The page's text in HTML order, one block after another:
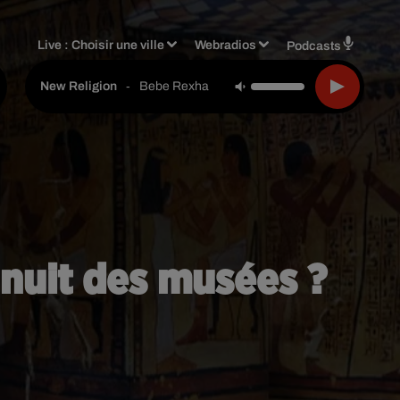
Live :Choisir une ville Webradios Podcasts
New Religion - Bebe Rexha
des musées ?